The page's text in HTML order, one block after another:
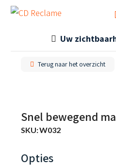
Uw
Terug naar het overzicht
Snel bewegend
SKU:W032